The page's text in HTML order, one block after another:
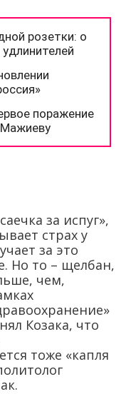
за испуг»,
страх у
за это
Но то – щелбан,
чем,
Козака, что
тоже «капля